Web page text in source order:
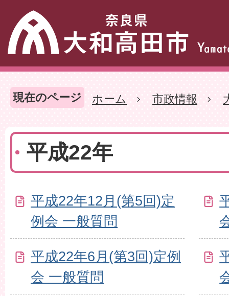
現在のページ ホーム 市政情報
平成22年
平成22年12月(第5回)定
例会 一般質問
平成22年6月(第3回)定例
会 一般質問